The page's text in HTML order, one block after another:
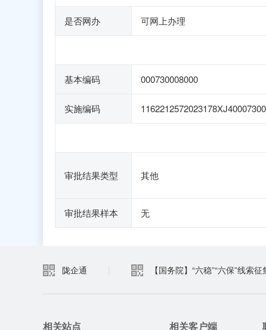
是否网办 可网上办理
基本编码 000730008000
实施编码
审批结果类型 其他
审批结果样本 无
陇企通 【国务院】“六稳”“六保”线索征
相关站点 相关客户端